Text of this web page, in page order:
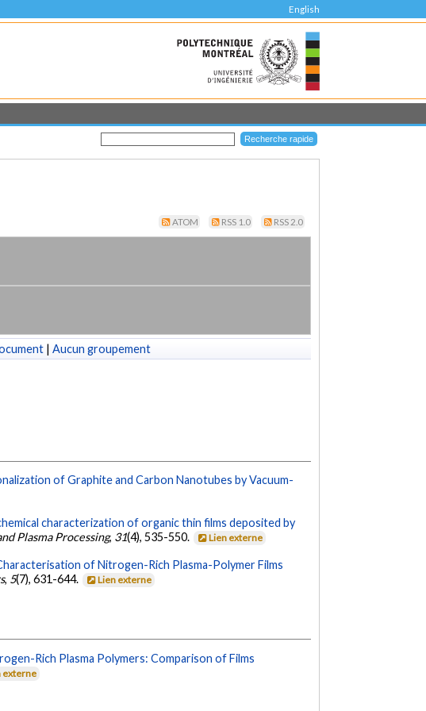
English
ATOM RSS 1.0 RSS 2.0
| Aucun groupement
of Graphite and Carbon Nanotubes by Vacuum-
characterization of organic thin films deposited by
Plasma Processing, 31(4), 535-550. Lien externe
of Nitrogen-Rich Plasma-Polymer Films
, 5(7), 631-644. Lien externe
Rich Plasma Polymers: Comparison of Films
externe